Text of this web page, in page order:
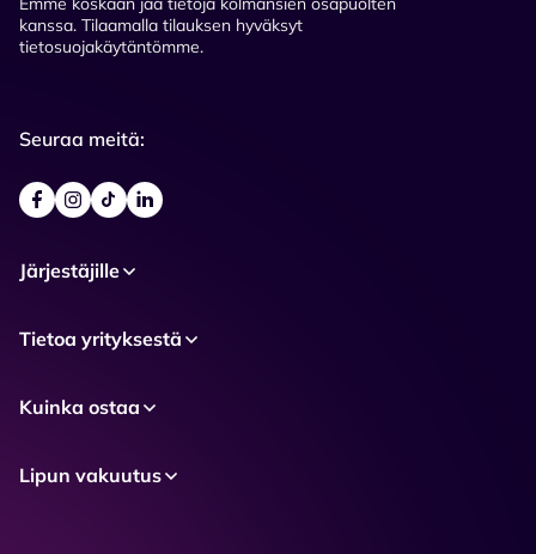
kanssa. Tilaamalla tilauksen hyväksyt
tietosuojakäytäntömme.
Seuraa meitä:
Järjestäjille
Tietoa yrityksestä
Kuinka ostaa
Lipun vakuutus